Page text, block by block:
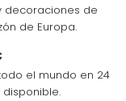
decoraciones de
de Europa.
el mundo en 24